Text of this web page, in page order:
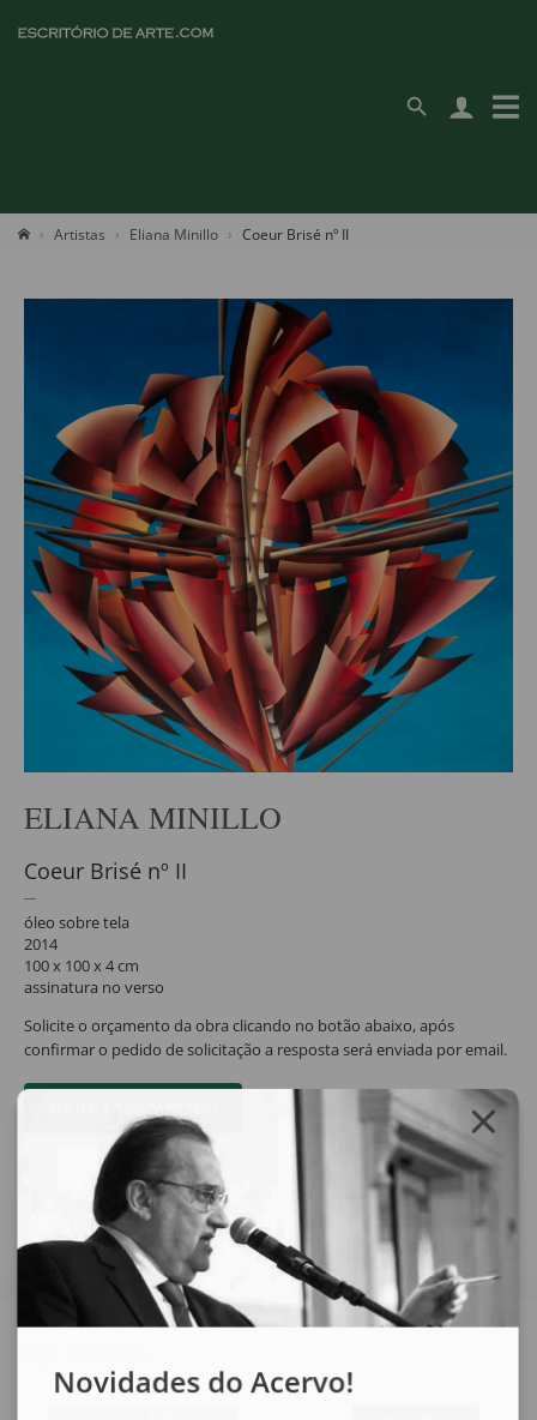
Artistas Eliana Minillo Coeur Brisé nº II
ELIANA MINILLO
Coeur Brisé nº II
óleo sobre tela
2014
100 x 100 x 4 cm
assinatura no verso
Solicite o orçamento da obra clicando no botão abaixo, após
confirmar o pedido de solicitação a resposta será enviada por email.
SOLICITAR VIA WHATSAPP
Compartilhar
Novidades do Acervo!